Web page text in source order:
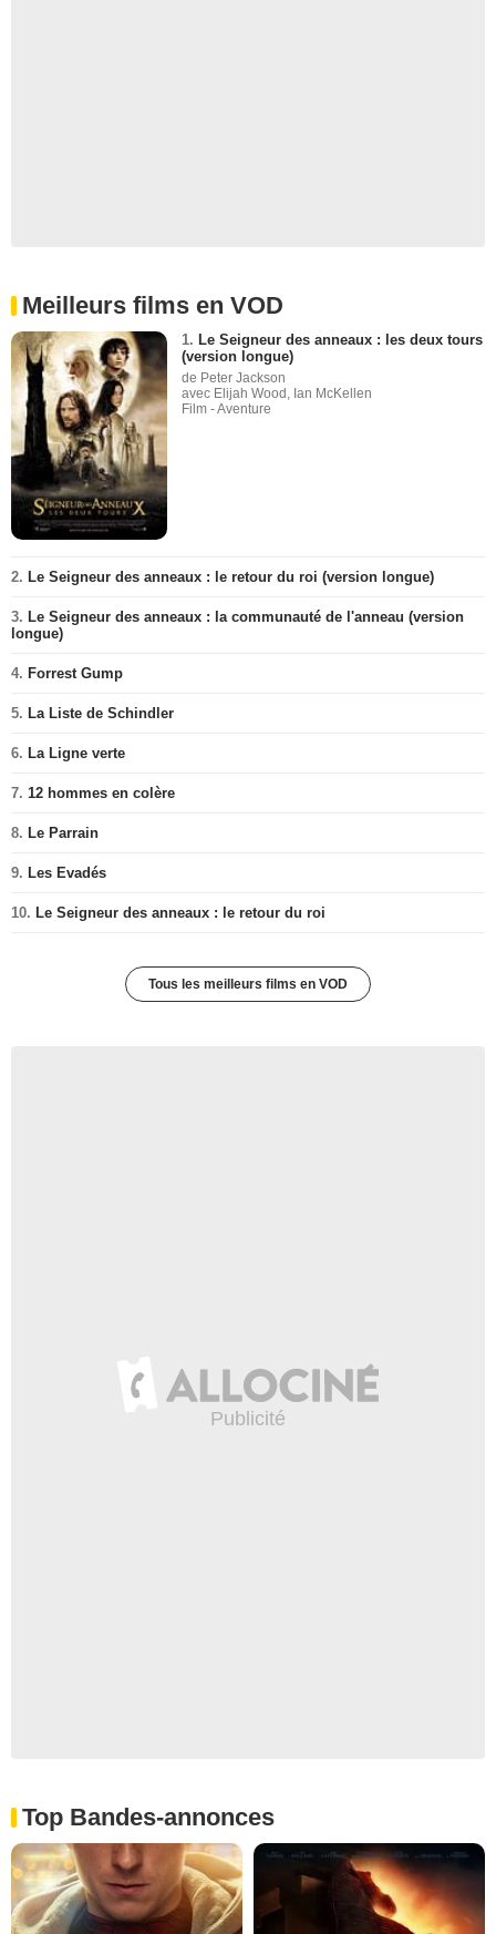
Meilleurs films en VOD
1. Le Seigneur des anneaux : les deux tours
(version longue)
de Peter Jackson
avec Elijah Wood, Ian McKellen
Film - Aventure
2. Le Seigneur des anneaux : le retour du roi (version longue)
3. Le Seigneur des anneaux : la communauté de l'anneau (version
longue)
4. Forrest Gump
5. La Liste de Schindler
6. La Ligne verte
7. 12 hommes en colère
8. Le Parrain
9. Les Evadés
10. Le Seigneur des anneaux : le retour du roi
Tous les meilleurs films en VOD
Top Bandes-annonces